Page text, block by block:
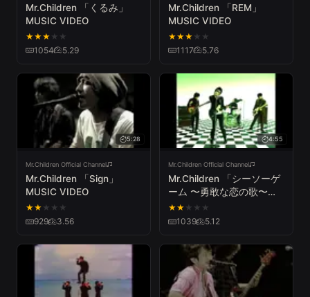
Mr.Children 「くるみ」
MUSIC VIDEO
★★★ ★ ★
1054 5.29
Mr.Children 「REM」
MUSIC VIDEO
★★★ ★ ★
1117 5.76
5:28
Mr.Children Official Channel
Mr.Children 「Sign」
MUSIC VIDEO
★★ ★ ★ ★
929 3.56
4:55
Mr.Children Official Channel
Mr.Children 「シーソーゲ
ーム 〜勇敢な恋の歌〜」
MUSIC VIDEO
★★ ★ ★ ★
1039 5.12